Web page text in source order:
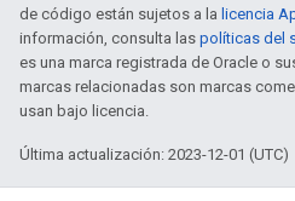
de código están sujetos a la licencia
información, consulta las políticas del
es una marca registrada de Oracle o
marcas relacionadas son marcas
usan bajo licencia.
Última actualización: 2023-12-01 (UTC)